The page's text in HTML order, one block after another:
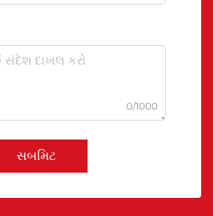
0/1000
સબમિટ